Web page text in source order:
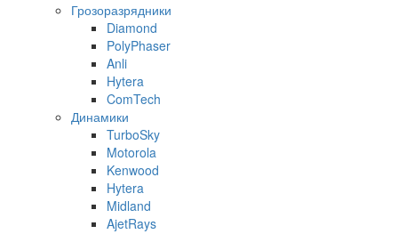
Грозоразрядники
Diamond
PolyPhaser
Anli
Hytera
ComTech
Динамики
TurboSky
Motorola
Kenwood
Hytera
Midland
AjetRays